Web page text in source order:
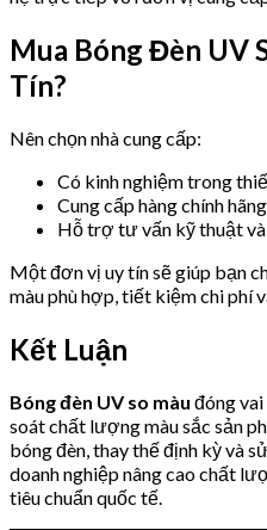
Mua Bóng Đèn UV
Tín?
Nên chọn nhà cung cấp:
Có kinh nghiệm trong
Cung cấp hàng chính
Hỗ trợ tư vấn kỹ thuật và
Một đơn vị uy tín sẽ giúp bạn
màu phù hợp, tiết kiệm chi phí
Kết Luận
Bóng đèn UV so màu đóng
soát chất lượng màu sắc sản
bóng đèn, thay thế định kỳ và
doanh nghiệp nâng cao chất
tiêu chuẩn quốc tế.